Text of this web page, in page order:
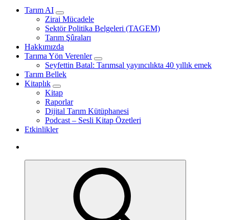
Türk Tarımının İnternetteki Adresi
Tarım AI
Zirai Mücadele
Sektör Politika Belgeleri (TAGEM)
Tarım Şûraları
Hakkımızda
Tarıma Yön Verenler
Seyfettin Batal: Tarımsal yayıncılıkta 40 yıllık emek
Tarım Bellek
Kitaplık
Kitap
Raporlar
Dijital Tarım Kütüphanesi
Podcast – Sesli Kitap Özetleri
Etkinlikler